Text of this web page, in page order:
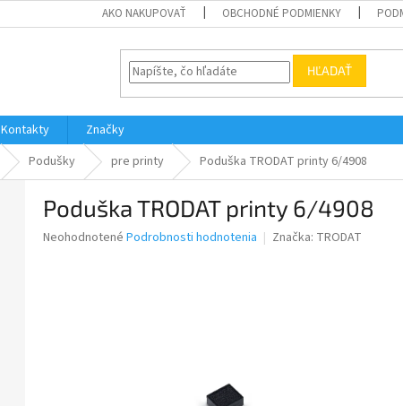
AKO NAKUPOVAŤ OBCHODNÉ PODMIENKY
HĽADAŤ
Kontakty
Značky
Podušky pre printy Poduška TRODAT printy 6/4908
Poduška TRODAT printy 6/4908
Priemerné
Neohodnotené Podrobnosti hodnotenia Značka: TRODAT